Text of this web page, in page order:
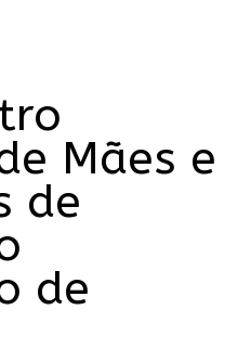
Mães e
de
de